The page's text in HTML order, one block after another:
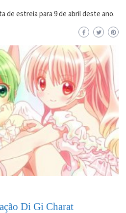
de estreia para 9 de abril deste ano.
Di Gi Charat